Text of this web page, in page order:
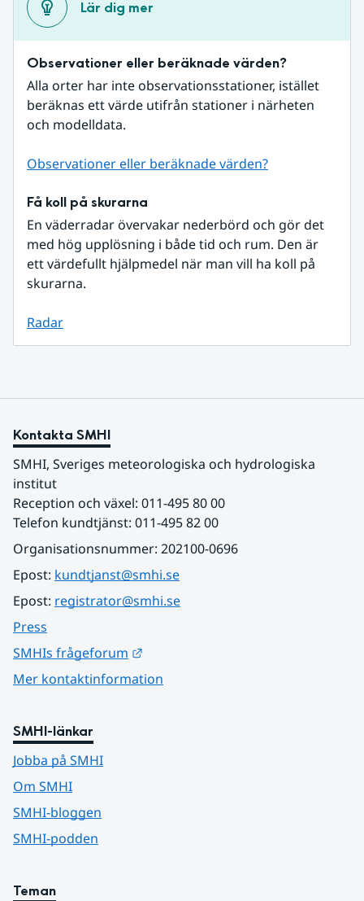
Lär dig mer
Observationer eller beräknade värden?
Alla orter har inte observationsstationer, istället
beräknas ett värde utifrån stationer i närheten
och modelldata.
Observationer eller beräknade värden?
Få koll på skurarna
En väderradar övervakar nederbörd och gör det
med hög upplösning i både tid och rum. Den är
ett värdefullt hjälpmedel när man vill ha koll på
skurarna.
Radar
Kontakta SMHI
SMHI, Sveriges meteorologiska och hydrologiska
institut
Reception och växel: 011-495 80 00
Telefon kundtjänst: 011-495 82 00
Organisationsnummer: 202100-0696
Epost: kundtjanst@smhi.se
Epost: registrator@smhi.se
Press
SMHIs frågeforum
Mer kontaktinformation
SMHI-länkar
Jobba på SMHI
Om SMHI
SMHI-bloggen
SMHI-podden
Teman